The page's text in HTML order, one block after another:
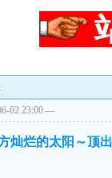
02 23:00 ---
灿烂的太阳～顶